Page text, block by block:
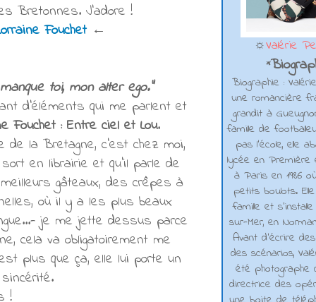
Bretonnes. J'adore !
Fouchet←
toi, mon alter ego."
d'éléments qui me parlent et
Fouchet : Entre ciel et Lou.
la Bretagne, c'est chez moi,
en librairie et qu'il parle de
gâteaux, des crêpes à
où il y a les plus beaux
je me jette dessus parce
cela va obligatoirement me
plus que ça, elle lui porte un
!
☼Valérie
*
Biographie :
une romancière
grandit à
famille de
pas l'école, elle
lycée en
à Paris en 1986
petits boulots.
famille et
sur-Mer, en
Avant d’écrire
des scénarios,
été photographe
directrice des